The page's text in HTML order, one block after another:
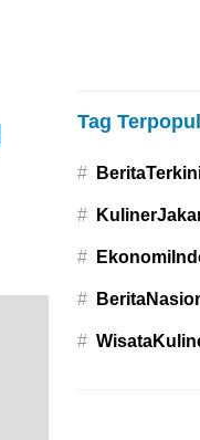
Tag
#
#
#
#
#